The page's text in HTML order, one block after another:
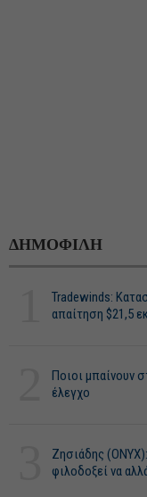
ΔΗΜΟΦΙΛΗ
Tradewinds:
απαίτηση $21,5
Ποιοι μπαίνουν
έλεγχο
Ζησιάδης
φιλοδοξεί να